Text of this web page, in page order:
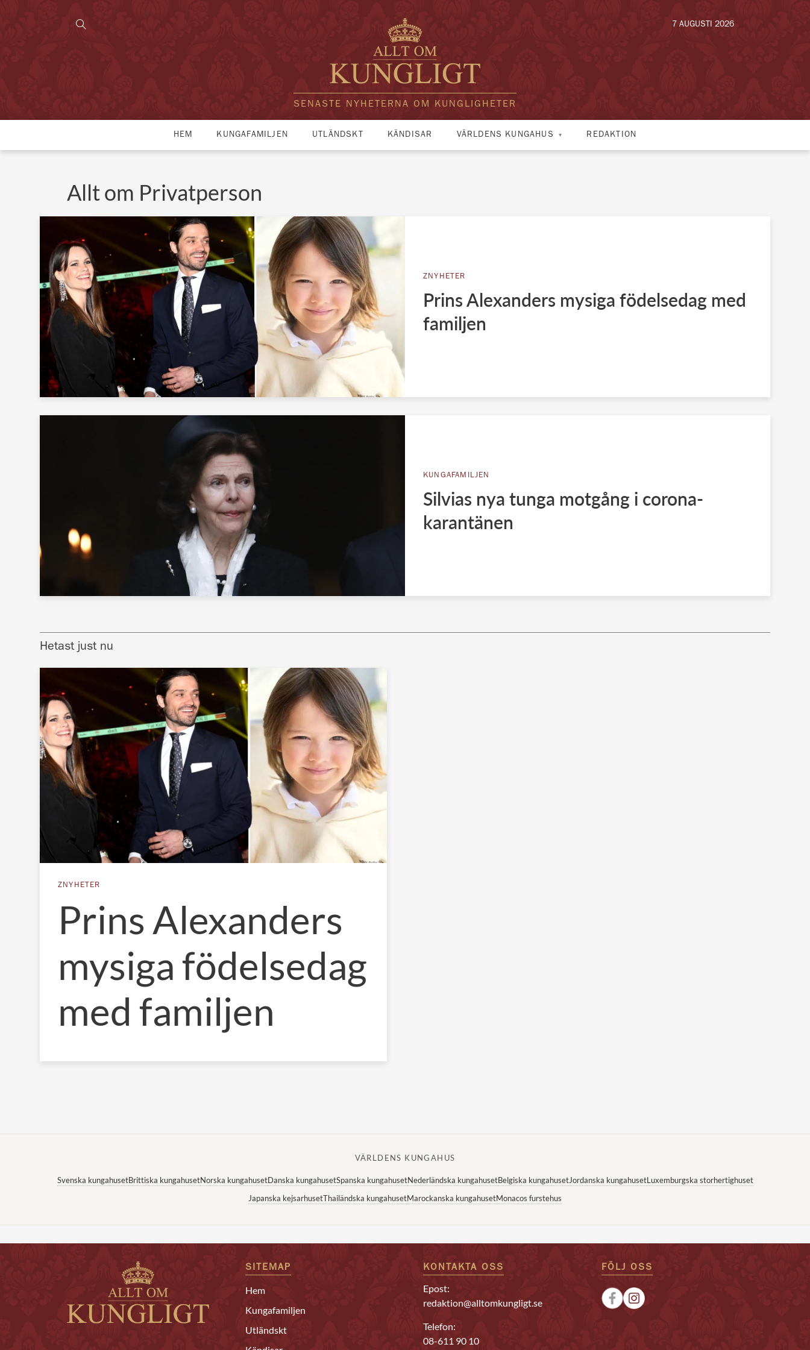
SENASTE NYHETERNA OM KUNGLIGHETER
7 AUGUSTI 2026
HEM KUNGAFAMILJEN UTLÄNDSKT KÄNDISAR VÄRLDENS KUNGAHUS REDAKTION
Allt om Privatperson
ZNYHETER
Prins Alexanders mysiga födelsedag med
familjen
KUNGAFAMILJEN
Silvias nya tunga motgång i corona-
karantänen
Hetast just nu
ZNYHETER
Prins Alexanders
mysiga födelsedag
med familjen
VÄRLDENS KUNGAHUS
Svenska kungahusetBrittiska kungahusetNorska kungahusetDanska kungahusetSpanska kungahusetNederländska kungahusetBelgiska kungahusetJordanska kungahusetLuxemburgska storhertighuset
Japanska kejsarhusetThailändska kungahusetMarockanska kungahusetMonacos furstehus
SITEMAP
Hem
Kungafamiljen
Utländskt
KONTAKTA OSS
Epost:
redaktion@alltomkungligt.se
Telefon:
08-611 90 10
FÖLJ OSS